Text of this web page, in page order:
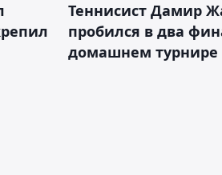
Теннисист Дамир
пробился в два
домашнем турнире